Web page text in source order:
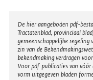
Disclaimer
De hier aangeboden pdf-
Tractatenblad, provinciaal
gemeenschappelijke
zin van de
bekendmaking verdragen
Voor pdf-publicaties van
vorm uitgegeven bladen